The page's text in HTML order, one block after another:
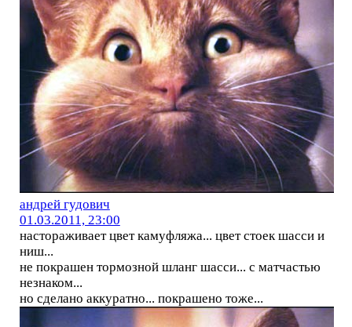
андрей гудович
01.03.2011, 23:00
настораживает цвет камуфляжа... цвет стоек шасси и
ниш...
не покрашен тормозной шланг шасси... с матчастью
незнаком...
но сделано аккуратно... покрашено тоже...